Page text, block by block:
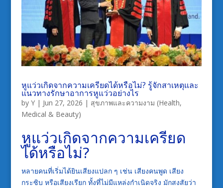
หูแว่วเกิดจากความเครียดได้หรือไม่? รู้จักสาเหตุและ
แนวทางรักษาอาการหูแว่วอย่างไร
by Y| Jun 27, 2026 | สุขภาพและความงาม (Health,
Medical & Beauty)
หูแว่วเกิดจากความเครียด
ได้หรือไม่?
หลายคนที่เริ่มได้ยินเสียงแปลก ๆ เช่น เสียงคนพูด เสียง
กระซิบ หรือเสียงเรียก ทั้งที่ไม่มีแหล่งกำเนิดจริง มักสงสัยว่า